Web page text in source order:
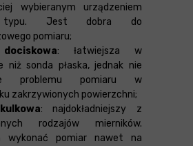
wybieranym urządzeniem
Jest dobra do
pomiaru;
dociskowa: łatwiejsza w
niż sonda płaska, jednak nie
problemu pomiaru w
zakrzywionych powierzchni;
kulkowa: najdokładniejszy z
rodzajów mierników.
wykonać pomiar nawet na